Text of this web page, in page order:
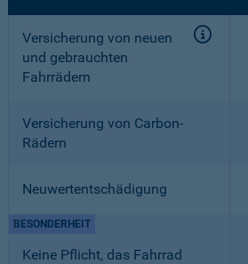
Versicherung von neuen
und gebrauchten
Fahrrädern
Versicherung von Carbon-
Rädern
Neuwertentschädigung
Keine Pflicht, das Fahrrad
BESONDERHEIT